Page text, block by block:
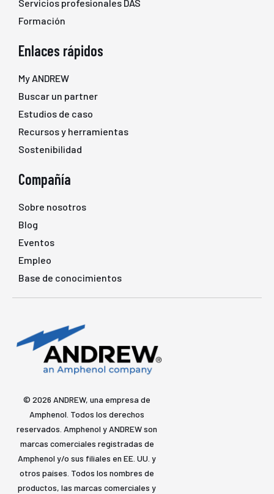
Servicios profesionales DAS
Formación
Enlaces rápidos
My ANDREW
Buscar un partner
Estudios de caso
Recursos y herramientas
Sostenibilidad
Compañía
Sobre nosotros
Blog
Eventos
Empleo
Base de conocimientos
© 2026 ANDREW, una empresa de
Amphenol. Todos los derechos
reservados. Amphenol y ANDREW son
marcas comerciales registradas de
Amphenol y/o sus filiales en EE. UU. y
otros países. Todos los nombres de
productos, las marcas comerciales y